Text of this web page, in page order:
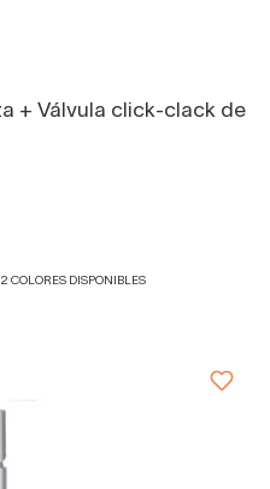
+ Válvula click-clack de
COLORES DISPONIBLES